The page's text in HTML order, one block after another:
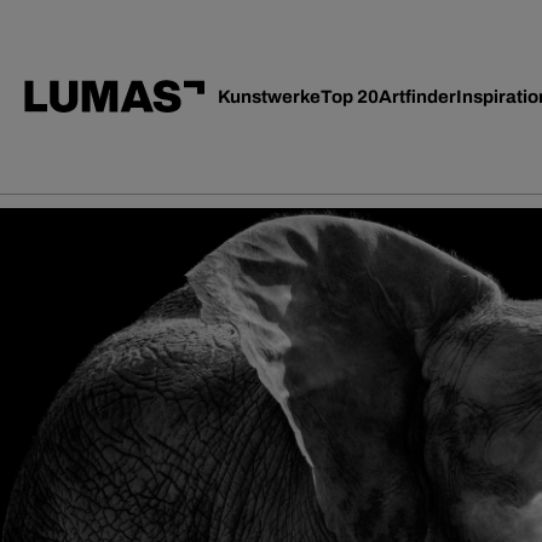
KunstwerkeTop 20Artfinder